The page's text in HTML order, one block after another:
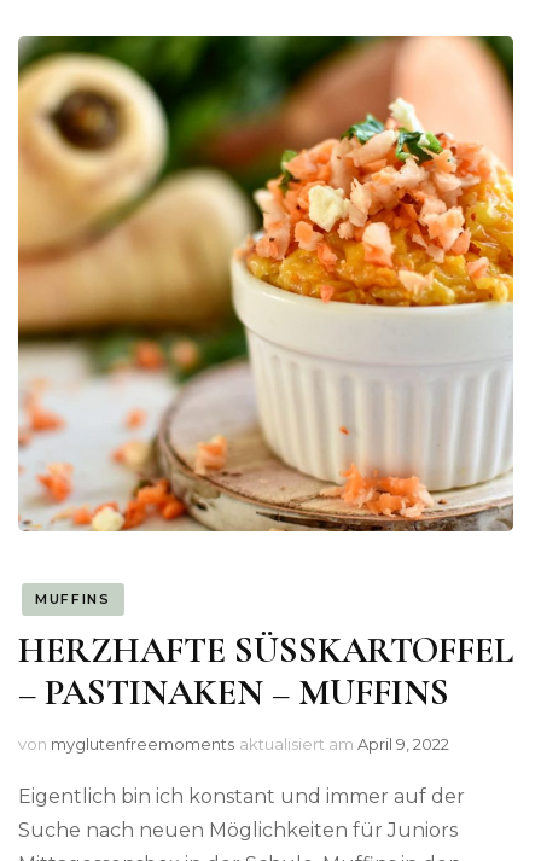
MUFFINS
HERZHAFTE SÜSSKARTOFFEL
– PASTINAKEN – MUFFINS
von myglutenfreemoments aktualisiert am April 9, 2022
Eigentlich bin ich konstant und immer auf der
Suche nach neuen Möglichkeiten für Juniors